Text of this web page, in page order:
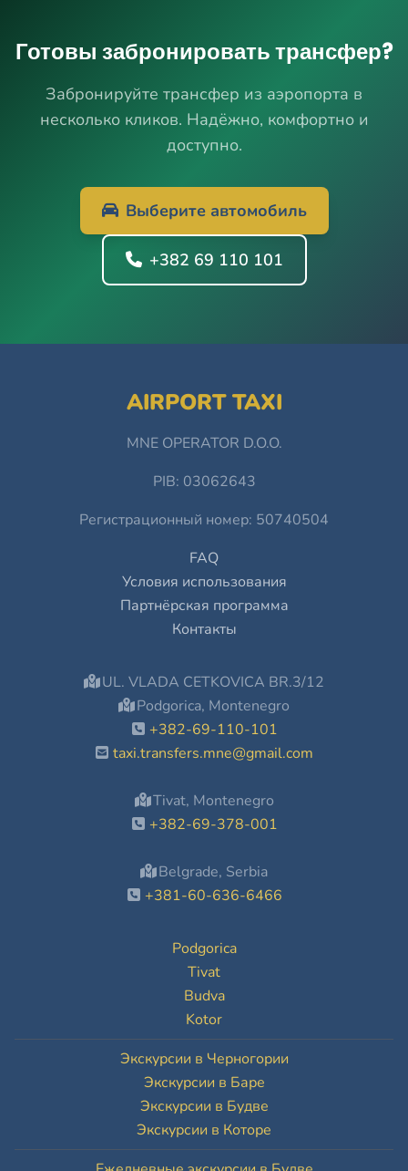
Готовы забронировать трансфер?
Забронируйте трансфер из аэропорта в
несколько кликов. Надёжно, комфортно и
доступно.
Выберите автомобиль
+382 69 110 101
AIRPORT TAXI
MNE OPERATOR D.O.O.
PIB: 03062643
Регистрационный номер: 50740504
FAQ
Условия использования
Партнёрская программа
Контакты
UL. VLADA CETKOVICA BR.3/12
Podgorica, Montenegro
+382-69-110-101
taxi.transfers.mne@gmail.com
Tivat, Montenegro
+382-69-378-001
Belgrade, Serbia
+381-60-636-6466
Podgorica
Tivat
Budva
Kotor
Экскурсии в Черногории
Экскурсии в Баре
Экскурсии в Будве
Экскурсии в Которе